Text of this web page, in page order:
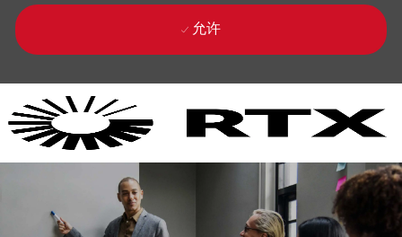
允许